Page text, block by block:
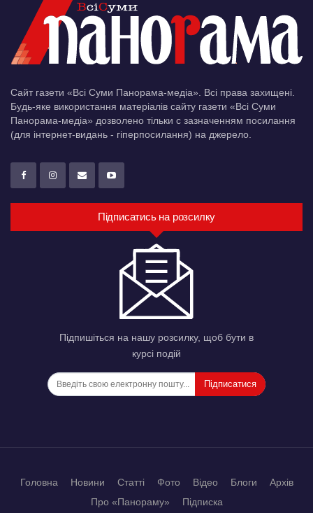
Сайт газети «Всі Суми Панорама-медіа». Всі права захищені.
Будь-яке використання матеріалів сайту газети «Всі Суми
Панорама-медіа» дозволено тільки c зазначенням посилання
(для інтернет-видань - гіперпосилання) на джерело.
Підписатись на розсилку
Підпишіться на нашу розсилку, щоб бути в
курсі подій
Підписатися
Головна Новини Статті Фото Відео Блоги
Архів
Про «Панораму»
Підписка